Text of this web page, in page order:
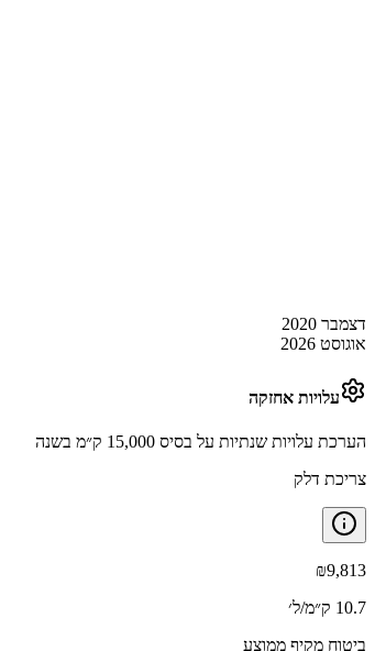
דצמבר 2020
אוגוסט 2026
עלויות אחזקה
הערכת עלויות שנתיות על בסיס 15,000 ק״מ בשנה
צריכת דלק
₪9,813
10.7 ק״מ/ל׳
ביטוח מקיף ממוצע